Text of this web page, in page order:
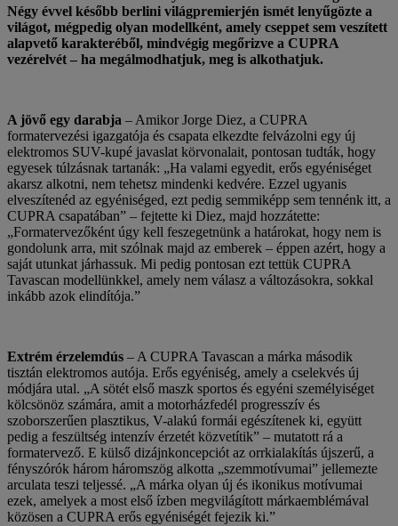
Négy évvel később berlini világpremierjén ismét lenyűgözte a
világot, mégpedig olyan modellként, amely cseppet sem veszített
alapvető karakteréből, mindvégig megőrizve a CUPRA
vezérelvét – ha megálmodhatjuk, meg is alkothatjuk.
A jövő egy darabja – Amikor Jorge Diez, a CUPRA
formatervezési igazgatója és csapata elkezdte felvázolni egy új
elektromos SUV-kupé javaslat körvonalait, pontosan tudták, hogy
egyesek túlzásnak tartanák: „Ha valami egyedit, erős egyéniséget
akarsz alkotni, nem tehetsz mindenki kedvére. Ezzel ugyanis
elveszítenéd az egyéniséged, ezt pedig semmiképp sem tennénk itt, a
CUPRA csapatában” – fejtette ki Diez, majd hozzátette:
„Formatervezőként úgy kell feszegetnünk a határokat, hogy nem is
gondolunk arra, mit szólnak majd az emberek – éppen azért, hogy a
saját utunkat járhassuk. Mi pedig pontosan ezt tettük CUPRA
Tavascan modellünkkel, amely nem válasz a változásokra, sokkal
inkább azok elindítója.”
Extrém érzelemdús – A CUPRA Tavascan a márka második
tisztán elektromos autója. Erős egyéniség, amely a cselekvés új
módjára utal. „A sötét első maszk sportos és egyéni személyiséget
kölcsönöz számára, amit a motorházfedél progresszív és
szoborszerűen plasztikus, V-alakú formái egészítenek ki, együtt
pedig a feszültség intenzív érzetét közvetítik” – mutatott rá a
formatervező. E külső dizájnkoncepciót az orrkialakítás újszerű, a
fényszórók három háromszög alkotta „szemmotívumai” jellemezte
arculata teszi teljessé. „A márka olyan új és ikonikus motívumai
ezek, amelyek a most első ízben megvilágított márkaemblémával
közösen a CUPRA erős egyéniségét fejezik ki.”